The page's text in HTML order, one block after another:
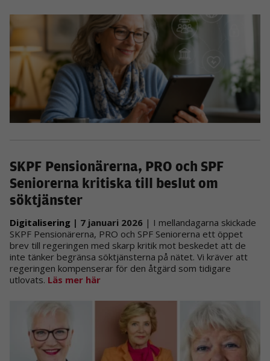
SKPF Pensionärerna, PRO och SPF
Seniorerna kritiska till beslut om
söktjänster
Digitalisering | 7 januari 2026 | I mellandagarna skickade
SKPF Pensionärerna, PRO och SPF Seniorerna ett öppet
brev till regeringen med skarp kritik mot beskedet att de
inte tänker begränsa söktjänsterna på nätet. Vi kräver att
regeringen kompenserar för den åtgärd som tidigare
utlovats. Läs mer här